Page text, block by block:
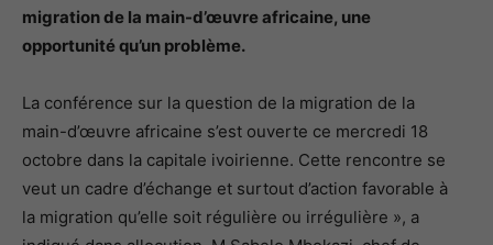
migration de la main-d’œuvre africaine, une
opportunité qu’un problème.
La conférence sur la question de la migration de la
main-d’œuvre africaine s’est ouverte ce mercredi 18
octobre dans la capitale ivoirienne. Cette rencontre se
veut un cadre d’échange et surtout d’action favorable à
la migration qu’elle soit régulière ou irrégulière », a